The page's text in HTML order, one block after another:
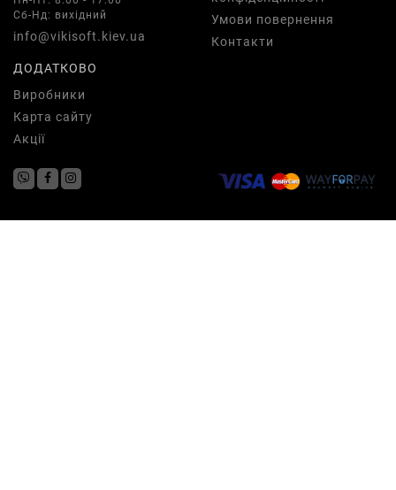
Сб-Нд: вихідний
info@vikisoft.kiev.ua
Умови повернення
Контакти
ДОДАТКОВО
Виробники
Карта сайту
Акції